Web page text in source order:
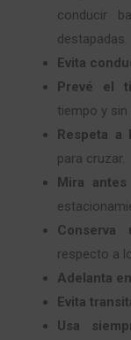
conducir
destapadas.
Evita
Prevé el
tiempo y sin
Respeta a
para cruzar.
Mira
Conserva
respecto a
Adelanta
Evita
Usa